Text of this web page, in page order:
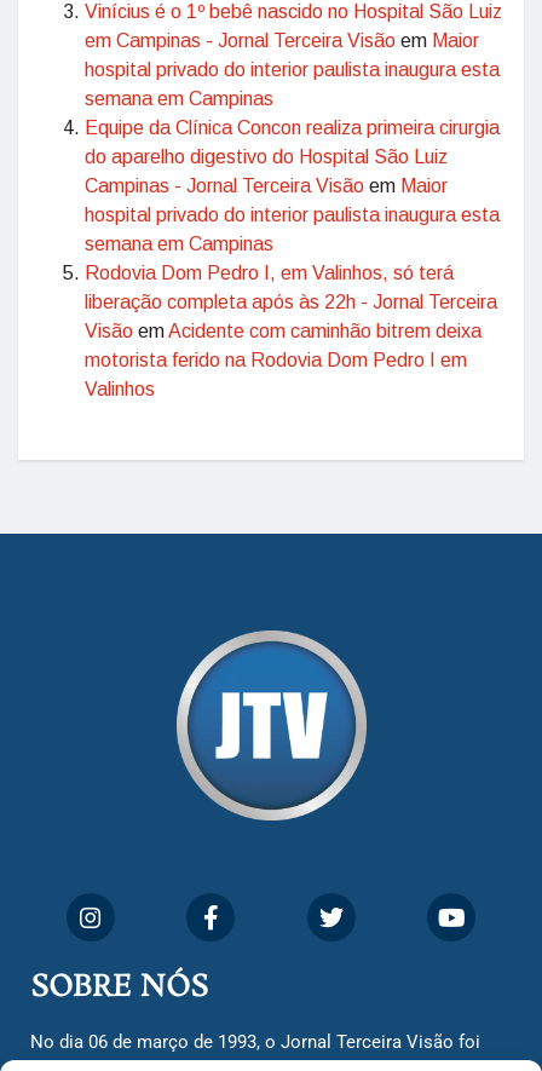
Vinícius é o 1º bebê nascido no Hospital São Luiz
em Campinas - Jornal Terceira Visão em Maior
hospital privado do interior paulista inaugura esta
semana em Campinas
Equipe da Clínica Concon realiza primeira cirurgia
do aparelho digestivo do Hospital São Luiz
Campinas - Jornal Terceira Visão em Maior
hospital privado do interior paulista inaugura esta
semana em Campinas
Rodovia Dom Pedro I, em Valinhos, só terá
liberação completa após às 22h - Jornal Terceira
Visão emAcidente com caminhão bitrem deixa
motorista ferido na Rodovia Dom Pedro I em
Valinhos
SOBRE NÓS
No dia 06 de março de 1993, o Jornal Terceira Visão foi